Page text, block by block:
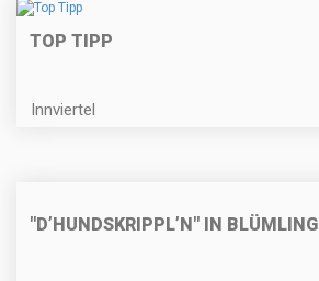
TOP TIPP
Innviertel
"D’HUNDSKRIPPL’N" IN BLÜMLING